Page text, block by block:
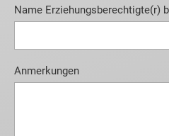
Name Erziehungsberechtigte(r)
Anmerkungen